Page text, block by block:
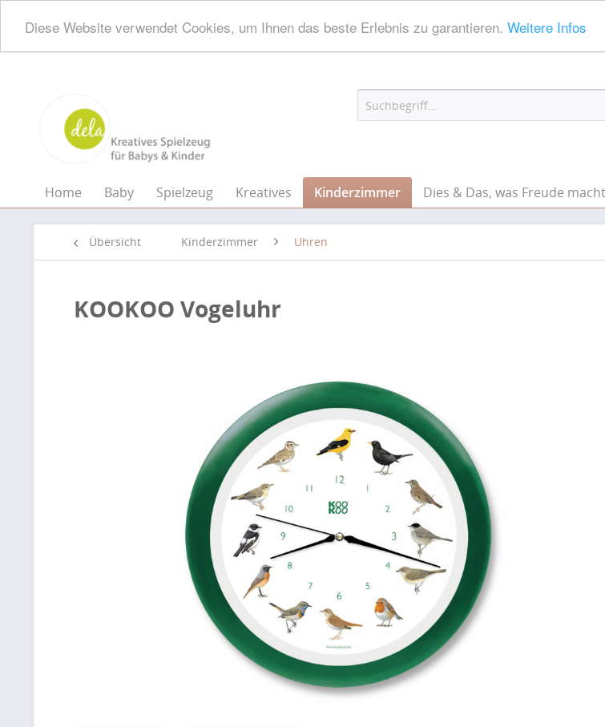
Diese Website verwendet Cookies, um Ihnen das beste Erlebnis zu garantieren. Weitere Infos
Home Baby Spielzeug Kreatives Kinderzimmer Dies & Das, was Freude macht
Übersicht Kinderzimmer Uhren
KOOKOO Vogeluhr